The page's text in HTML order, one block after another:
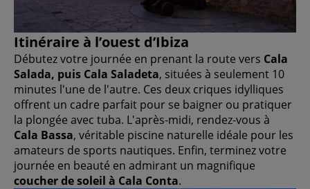
Itinéraire à l’ouest d’Ibiza
Débutez votre journée en prenant la route vers Cala
Salada, puis Cala Saladeta, situées à seulement 10
minutes l'une de l'autre. Ces deux criques idylliques
offrent un cadre parfait pour se baigner ou pratiquer
la plongée avec tuba. L'après-midi, rendez-vous à
Cala Bassa, véritable piscine naturelle idéale pour les
amateurs de sports nautiques. Enfin, terminez votre
journée en beauté en admirant un magnifique
coucher de soleil à Cala Conta.